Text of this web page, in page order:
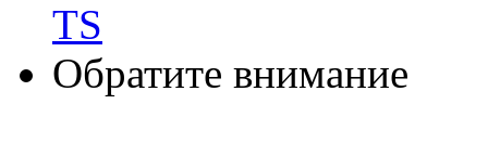
TS
Обратите внимание